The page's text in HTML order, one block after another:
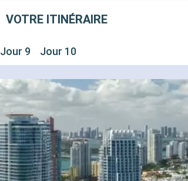
VOTRE ITINÉRAIRE
Jour 9 Jour 10